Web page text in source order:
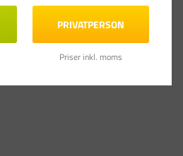
PRIVATPERSON
Priser inkl. moms